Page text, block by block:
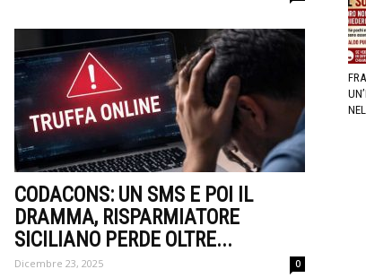
CODACONS: UN SMS E POI IL
DRAMMA, RISPARMIATORE
SICILIANO PERDE OLTRE...
Dicembre 23, 2025 0